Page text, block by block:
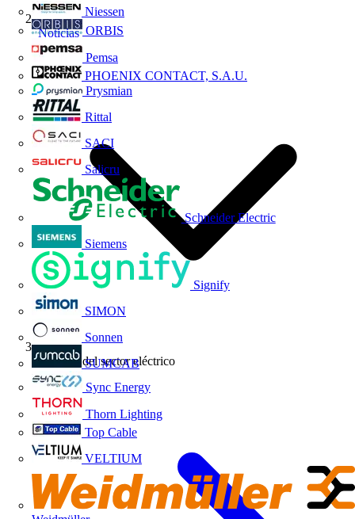
Niessen
ORBIS
Pemsa
PHOENIX CONTACT, S.A.U.
Prysmian
Rittal
SACI
Salicru
Schneider Electric
Siemens
Signify
SIMON
Sonnen
SUMCAB
Sync Energy
Thorn Lighting
Top Cable
VELTIUM
Noticias
Noticias del sector eléctrico